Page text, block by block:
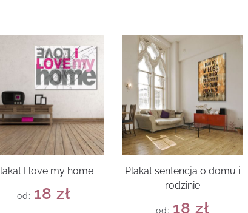
I love my home
od: 18 zł
Plakat sentencja o domu i
rodzinie
od: 18 zł